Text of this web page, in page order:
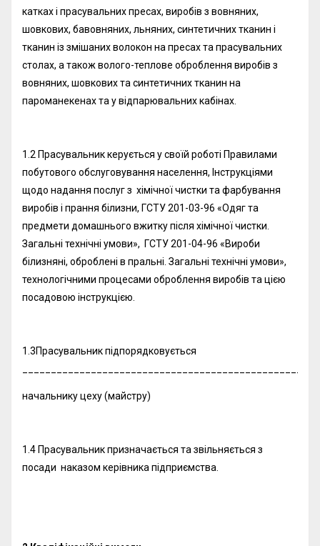
катках і прасувальних пресах, виробів з вовняних,
шовкових, бавовняних, льняних, синтетичних тканин і
тканин із змішаних волокон на пресах та прасувальних
столах, а також волого-теплове оброблення виробів з
вовняних, шовкових та синтетичних тканин на
пароманекенах та у відпарювальних кабінах.
1.2 Прасувальник керується у своїй роботі Правилами
побутового обслуговування населення, Інструкціями
щодо надання послуг з хімічної чистки та фарбування
виробів і прання білизни, ГСТУ 201-03-96 «Одяг та
предмети домашнього вжитку після хімічної чистки.
Загальні технічні умови», ГСТУ 201-04-96 «Вироби
білизняні, оброблені в пральні. Загальні технічні умови»,
технологічними процесами оброблення виробів та цією
посадовою інструкцією.
1.3Прасувальник підпорядковується
начальнику цеху (майстру)
1.4 Прасувальник призначається та звільняється з
посади наказом керівника підприємства.